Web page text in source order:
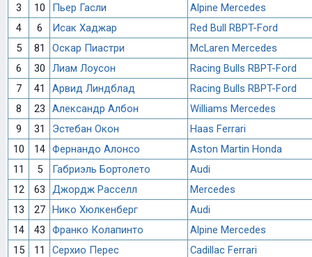
3
10 Пьер Гасли
Alpine Mercedes
4
6 Исак Хаджар
Red Bull RBPT-Ford
5
81 Оскар Пиастри
McLaren Mercedes
6
30 Лиам Лоусон
Racing Bulls RBPT-Ford
7
41 Арвид Линдблад
Racing Bulls RBPT-Ford
8
23 Александр Албон
Williams Mercedes
9
31 Эстебан Окон
Haas Ferrari
10
14 Фернандо Алонсо
Aston Martin Honda
11
5 Габриэль Бортолето
Audi
12
63 Джордж Расселл
Mercedes
13
27 Нико Хюлкенберг
Audi
14
43 Франко Колапинто
Alpine Mercedes
15
11 Серхио Перес
Cadillac Ferrari